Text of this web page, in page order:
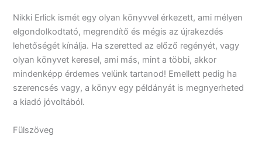
Nikki Erlick ismét egy olyan könyvvel érkezett, ami mélyen
elgondolkodtató, megrendítő és mégis az újrakezdés
lehetőségét kínálja. Ha szeretted az előző regényét, vagy
olyan könyvet keresel, ami más, mint a többi, akkor
mindenképp érdemes velünk tartanod! Emellett pedig ha
szerencsés vagy, a könyv egy példányát is megnyerheted
a kiadó jóvoltából.
Fülszöveg